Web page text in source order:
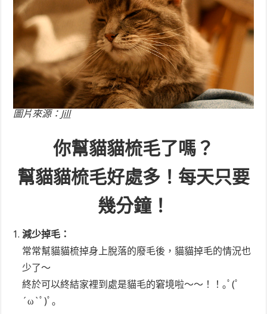
圖片來源： Jill
你幫貓貓梳毛了嗎？
幫貓貓梳毛好處多！每天只要
幾分鐘！
減少掉毛：
常常幫貓貓梳掉身上脫落的廢毛後，貓貓掉毛的情況也
少了～
終於可以終結家裡到處是貓毛的窘境啦～～！！｡ﾟ(ﾟ
´ω`ﾟ)ﾟ｡